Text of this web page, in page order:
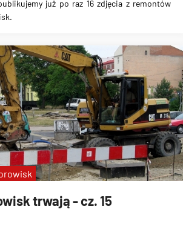
już po raz 16 zdjęcia z remontów
trwają - cz. 15